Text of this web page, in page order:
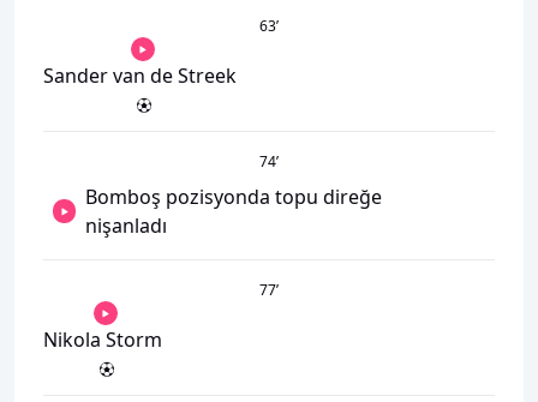
63’
Sander van de Streek
74’
Bomboş pozisyonda topu direğe
nişanladı
77’
Nikola Storm